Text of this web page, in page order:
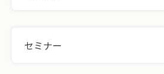
セミナー